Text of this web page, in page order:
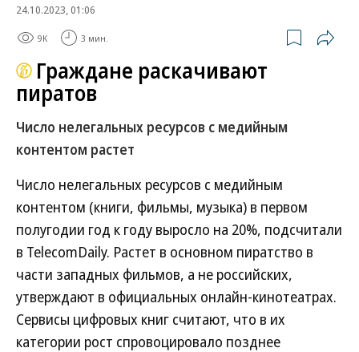
24.10.2023, 01:06
9K 3 мин.
Граждане раскачивают
пиратов
Число нелегальных ресурсов с медийным
контентом растет
Число нелегальных ресурсов с медийным
контентом (книги, фильмы, музыка) в первом
полугодии год к году выросло на 20%, подсчитали
в TelecomDaily. Растет в основном пиратство в
части западных фильмов, а не российских,
утверждают в официальных онлайн-кинотеатрах.
Сервисы цифровых книг считают, что в их
категории рост спровоцировало позднее